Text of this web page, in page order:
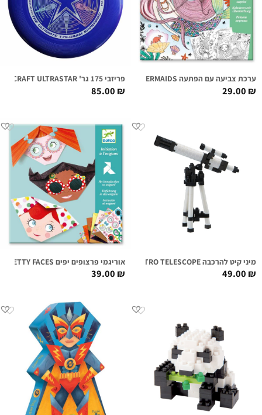
ערכת צביעה עם הפתעה MERMAIDS
29.00₪
פריזבי 175 גר' DISCRAFT ULTRASTAR כחול
85.00₪
מיני קיט להרכבה ASTRO TELESCOPE
49.00₪
אוריגמי פרצופים יפים PRETTY FACES
39.00₪